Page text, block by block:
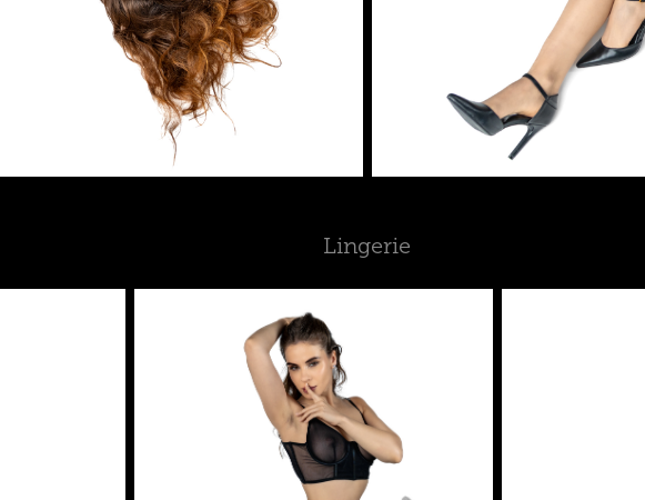
Lingerie